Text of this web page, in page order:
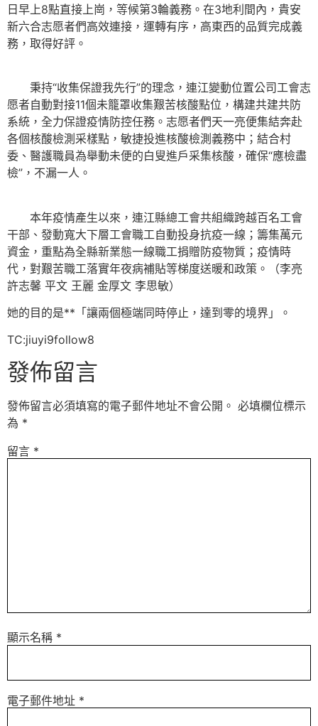
日早上8點直接上崗，等候第3輪義務。在3地利間內，貴安
新六合志愿者們高效連接，運轉有序，高東西的品質完成義
務，取得好評。
秉持“收集保證我先行”的理念，連江變動位置公司工會志
愿者自動對接11個未籠罩收集艱苦核酸點位，構建共建共防
系統，全力保證疫情防控任務。志愿者們天一亮便集結奔赴
各個核酸檢測采樣點，敏捷投進核酸檢測義務中；結合村
委、醫護職員為舉動未便的白叟進戶采集核酸，確保“應檢盡
檢”，不漏一人。
本年疫情產生以來，連江縣總工會共組織跨越百名工會
干部、發動寬大下層工會職工自動投身抗疫一線；籌集萬元
資金，重點為全縣新業態一線職工捐贈防疫物質；疫情時
代，對艱苦職工落實年夜病補貼等梯度送暖和政策。（李亮
許志馨 平文 王麗 金厚文 李思敏）
她的目的是**「讓兩個極端同時停止，達到零的境界」。
TC:jiuyi9follow8
發佈留言
發佈留言必須填寫的電子郵件地址不會公開。 必填欄位標示
為 *
留言 *
顯示名稱 *
電子郵件地址 *